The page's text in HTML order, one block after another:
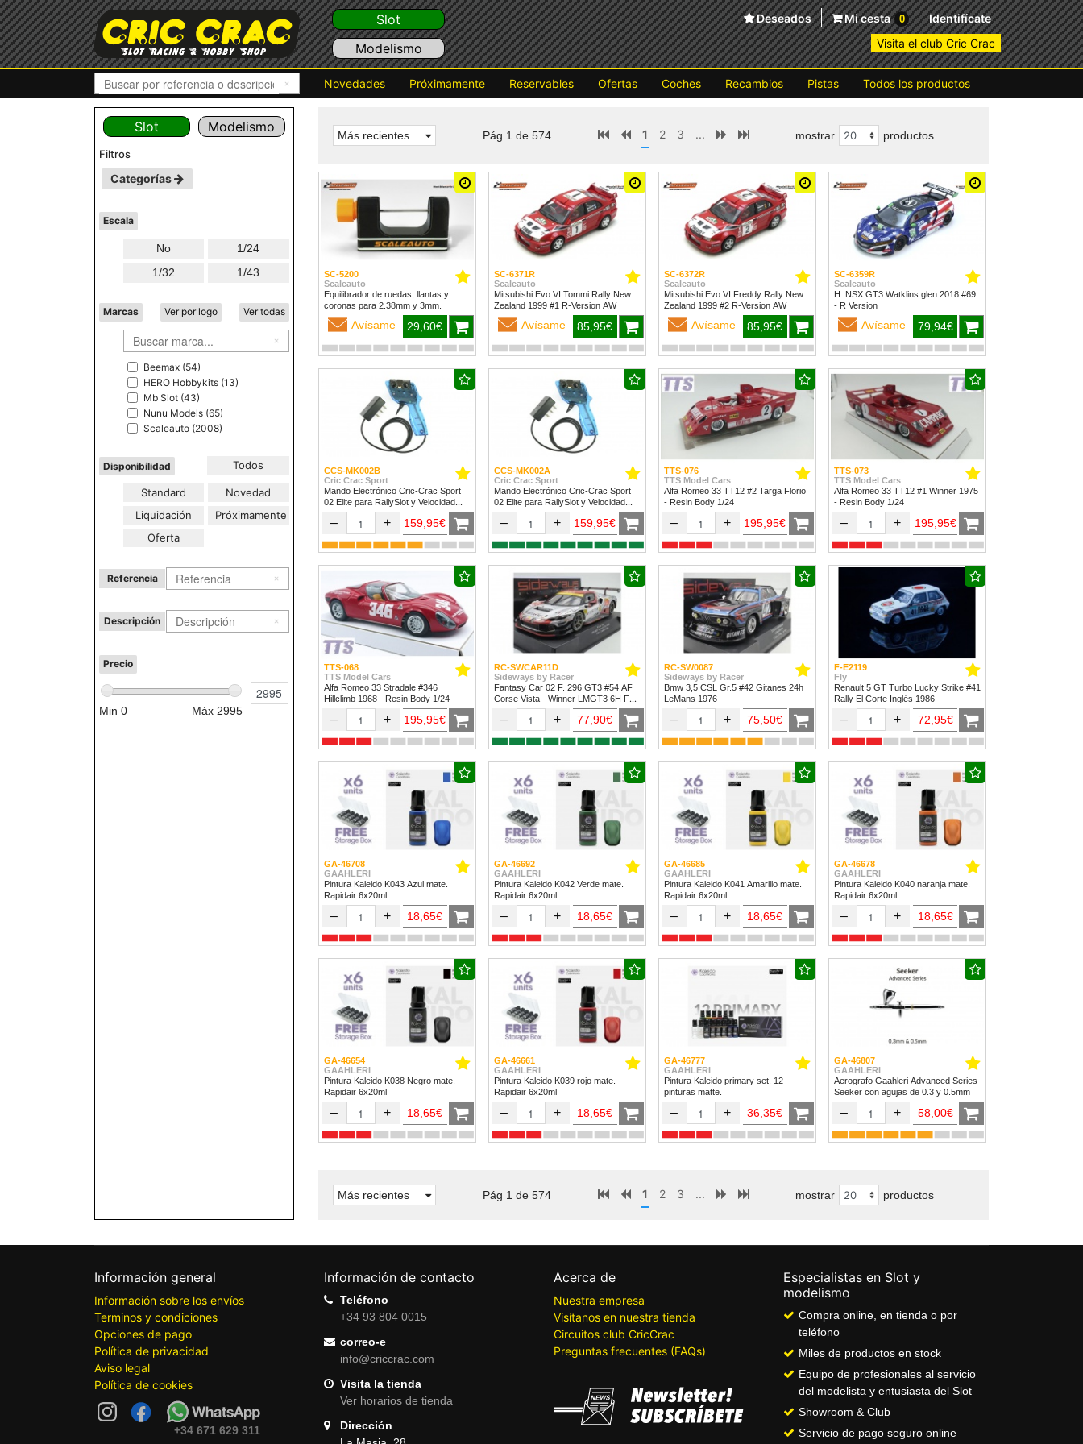
Slot
Modelismo
Deseados Mi cesta 0
Identifícate
Visita el club Cric Crac
Novedades Próximamente Reservables Ofertas Coches Recambios Pistas Todos los productos
Slot Modelismo
filtros
Categorías
Escala
No
1/24
1/32
1/43
Marcas Ver por logo Ver todas
Beemax (54)
HERO Hobbykits (13)
Mb Slot (43)
Nunu Models (65)
Scaleauto (2008)
Disponibilidad Todos
Standard
Novedad
Liquidación
Próximamente
Oferta
Referencia
Descripción
Precio
Min 0 Máx 2995
Más recientes Pág 1 de 574 1 2 3 ... mostrar productos
SC-5200
Scaleauto
Equilibrador de ruedas, llantas y
coronas para 2.38mm y 3mm.
Avísame 29,60€
SC-6371R
Scaleauto
Mitsubishi Evo VI Tommi Rally New
Zealand 1999 #1 R-Version AW
Avísame 85,95€
SC-6372R
Scaleauto
Mitsubishi Evo VI Freddy Rally New
Zealand 1999 #2 R-Version AW
Avísame 85,95€
SC-6359R
Scaleauto
H. NSX GT3 Watklins glen 2018 #69
- R Version
Avísame 79,94€
CCS-MK002B
Cric Crac Sport
Mando Electrónico Cric-Crac Sport
02 Elite para RallySlot y Velocidad
1/32 & 1/24.
– + 159,95€
CCS-MK002A
Cric Crac Sport
Mando Electrónico Cric-Crac Sport
02 Elite para RallySlot y Velocidad
1/32 & 1/24
– + 159,95€
TTS-076
TTS Model Cars
Alfa Romeo 33 TT12 #2 Targa Florio
- Resin Body 1/24
– + 195,95€
TTS-073
TTS Model Cars
Alfa Romeo 33 TT12 #1 Winner 1975
- Resin Body 1/24
– + 195,95€
TTS-068
TTS Model Cars
Alfa Romeo 33 Stradale #346
Hillclimb 1968 - Resin Body 1/24
– + 195,95€
RC-SWCAR11D
Sideways by Racer
Fantasy Car 02 F. 296 GT3 #54 AF
Corse Vista - Winner LMGT3 6H Fuji
– + 77,90€
RC-SW0087
Sideways by Racer
Bmw 3,5 CSL Gr.5 #42 Gitanes 24h
LeMans 1976
– + 75,50€
F-E2119
Fly
Renault 5 GT Turbo Lucky Strike #41
Rally El Corte Inglés 1986
– + 72,95€
GA-46708
GAAHLERI
Pintura Kaleido K043 Azul mate.
Rapidair 6x20ml
– + 18,65€
GA-46692
GAAHLERI
Pintura Kaleido K042 Verde mate.
Rapidair 6x20ml
– + 18,65€
GA-46685
GAAHLERI
Pintura Kaleido K041 Amarillo mate.
Rapidair 6x20ml
– + 18,65€
GA-46678
GAAHLERI
Pintura Kaleido K040 naranja mate.
Rapidair 6x20ml
– + 18,65€
GA-46654
GAAHLERI
Pintura Kaleido K038 Negro mate.
Rapidair 6x20ml
– + 18,65€
GA-46661
GAAHLERI
Pintura Kaleido K039 rojo mate.
Rapidair 6x20ml
– + 18,65€
GA-46777
GAAHLERI
Pintura Kaleido primary set. 12
pinturas matte.
– + 36,35€
GA-46807
GAAHLERI
Aerografo Gaahleri Advanced Series
Seeker con agujas de 0.3 y 0.5mm
– + 58,00€
Más recientes Pág 1 de 574 1 2 3 ... mostrar productos
Información general
Información sobre los envíos
Terminos y condiciones
Opciones de pago
Política de privacidad
Aviso legal
Política de cookies
+34 671 629 311
Información de contacto
Teléfono
+34 93 804 0015
correo-e
info@criccrac.com
Visita la tienda
Ver horarios de tienda
Dirección
Acerca de
Nuestra empresa
Visítanos en nuestra tienda
Circuitos club CricCrac
Preguntas frecuentes (FAQs)
Especialistas en Slot y
modelismo
Compra online, en tienda o por
teléfono
Miles de productos en stock
Equipo de profesionales al servicio
del modelista y entusiasta del Slot
Showroom & Club
Servicio de pago seguro online